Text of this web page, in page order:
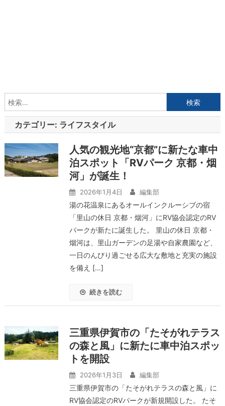
索:
カテゴリー: ライフスタイル
人気の観光地“京都”に新たな車中
泊スポット「RVパーク 京都・烟
河」が誕生！
2026年1月4日 編集部
湯の花温泉にあるオールインクルーシブの宿
「里山の休日 京都・烟河」にRV協会認定のRV
パークが新たに誕生した。 里山の休日 京都・
烟河は、里山ガーデンの足湯や自家農園など、
一日のんびり過ごせる広大な敷地と充実の施設
を備え […]
続きを読む
三重県伊賀市の「たそがれテラス
の森と風」に新たに車中泊スポッ
トを開設
2026年1月3日 編集部
三重県伊賀市の「たそがれテラスの森と風」に
RV協会認定のRVパークが新規開設した。 たそ